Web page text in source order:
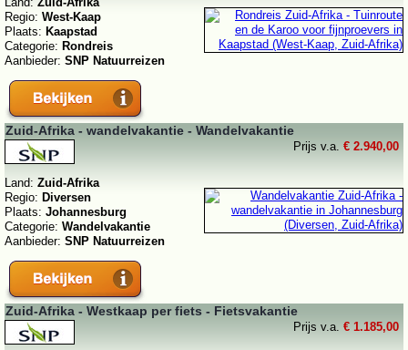
Regio: West-Kaap
Plaats: Kaapstad
Categorie: Rondreis
Aanbieder: SNP Natuurreizen
Zuid-Afrika - wandelvakantie - Wandelvakantie
Prijs v.a. € 2.940,00
Land: Zuid-Afrika
Regio: Diversen
Plaats: Johannesburg
Categorie: Wandelvakantie
Aanbieder: SNP Natuurreizen
Zuid-Afrika - Westkaap per fiets - Fietsvakantie
Prijs v.a. € 1.185,00